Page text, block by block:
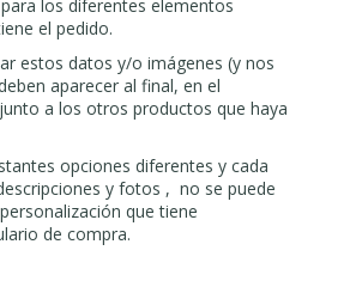
los diferentes elementos
el pedido.
estos datos y/o imágenes (y nos
aparecer al final, en el
a los otros productos que haya
opciones diferentes y cada
y fotos , no se puede
que tiene
de compra.